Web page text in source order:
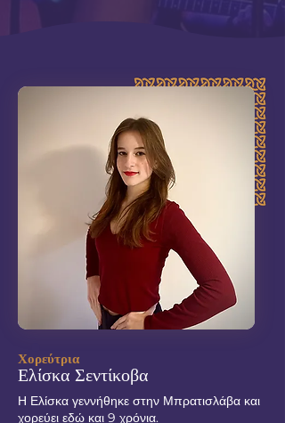
Χορεύτρια
Ελίσκα Σεντίκοβα
Η Ελίσκα γεννήθηκε στην Μπρατισλάβα και
χορεύει εδώ και 9 χρόνια.